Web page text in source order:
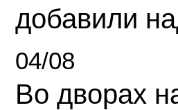
добавили
04/08
Во дворах